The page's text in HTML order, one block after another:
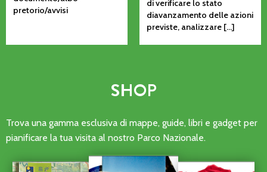
pretorio/avvisi
di verificare lo stato
diavanzamento delle azioni
previste, analizzare […]
SHOP
Trova una gamma esclusiva di mappe, guide, libri e gadget per
pianificare la tua visita al nostro Parco Nazionale.